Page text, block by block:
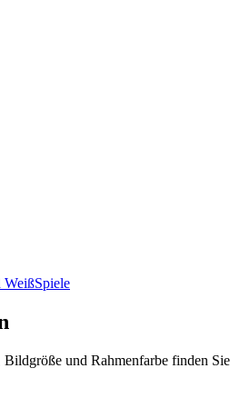
WeißSpiele
und Rahmenfarbe finden Sie